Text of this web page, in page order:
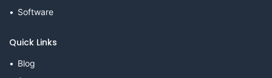
Software
Quick Links
Blog